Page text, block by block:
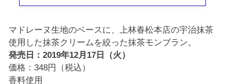
マドレーヌ生地のベースに、上林春松本店の宇治抹茶
使用した抹茶クリームを絞った抹茶モンブラン。
発売日：2019年12月17日（火）
価格：348円（税込）
香料使用